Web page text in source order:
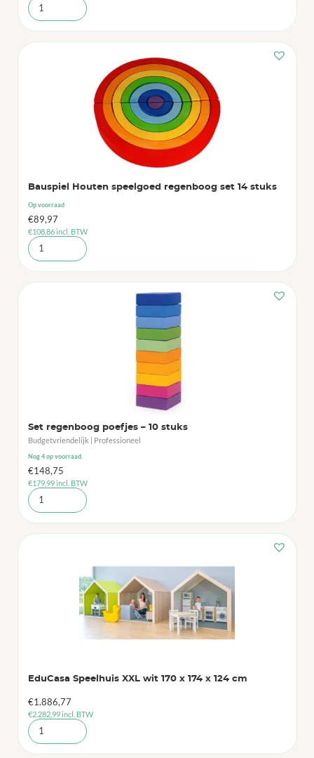
Bauspiel Houten speelgoed regenboog set 14 stuks
Op voorraad
€89,97
€108,86incl. BTW
Set regenboog poefjes – 10 stuks
Budgetvriendelijk | Professioneel
Nog 4 op voorraad.
€148,75
€179,99incl. BTW
EduCasa Speelhuis XXL wit 170 x 174 x 124 cm
€1.886,77
€2.282,99incl. BTW